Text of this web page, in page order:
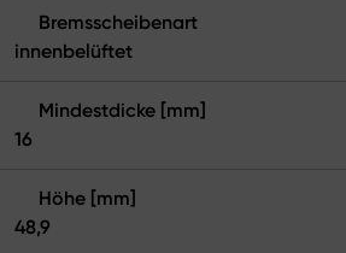
Bremsscheibenart
innenbelüftet
Mindestdicke [mm]
16
Höhe [mm]
48,9